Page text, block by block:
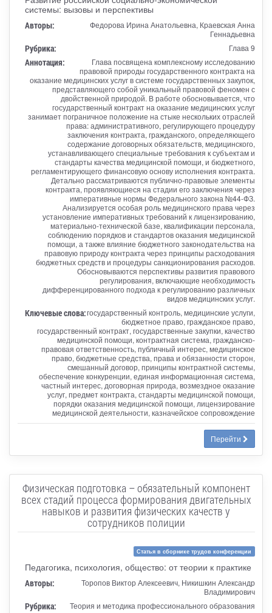
системы: вызовы и перспективы
Авторы:
Федорова Ирина Анатольевна, Краевская Анна
Геннадьевна
Рубрика: Глава 9
Аннотация:
Глава посвящена комплексному исследованию
правовой природы государственного контракта на
оказание медицинских услуг в системе государственных закупок,
представляющего собой уникальный правовой феномен с
двойственной природой. В работе обосновывается, что
государственный контракт на оказание медицинских услуг
занимает пограничное положение на стыке нескольких отраслей
права: административного, регулирующего процедуру
заключения контракта, гражданского, определяющего
содержание договорных обязательств, медицинского,
устанавливающего специальные требования к субъектам и
стандарты качества медицинской помощи, и бюджетного,
регламентирующего финансовую основу исполнения контракта.
Детально рассматриваются публично-правовые элементы
контракта, проявляющиеся на стадии его заключения через
императивные нормы Федерального закона №44-ФЗ.
Анализируется особая роль медицинского права через
установление императивных требований к лицензированию,
материально-технической базе, квалификации персонала,
соблюдению порядков и стандартов оказания медицинской
помощи, а также влияние бюджетного законодательства на
правовую природу контракта через принципы расходования
бюджетных средств и процедуры санкционирования расходов.
Обосновываются перспективы развития правового
регулирования, включающие необходимость
дифференцированного подхода к регулированию различных
видов медицинских услуг.
Ключевые слова:государственный контроль, медицинские услуги,
бюджетное право, гражданское право,
государственный контракт, государственные закупки, качество
медицинской помощи, контрактная система, гражданско-
правовая ответственность, публичный интерес, медицинское
право, бюджетные средства, права и обязанности сторон,
смешанный договор, принципы контрактной системы,
обеспечение конкуренции, единая информационная система,
частный интерес, договорная природа, возмездное оказание
услуг, предмет контракта, стандарты медицинской помощи,
порядки оказания медицинской помощи, лицензирование
медицинской деятельности, казначейское сопровождение
Перейти
Физическая подготовка – обязательный компонент
всех стадий процесса формирования двигательных
навыков и развития физических качеств у
сотрудников полиции
Статья в сборнике трудов конференции
Педагогика, психология, общество: от теории к практике
Авторы:
Торопов Виктор Алексеевич, Никишкин Александр
Владимирович
Рубрика: Теория и методика профессионального образования